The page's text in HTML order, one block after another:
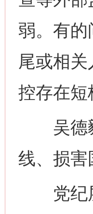
弱。有
尾或相
控存在短
吴德毅
线、损害
党纪层